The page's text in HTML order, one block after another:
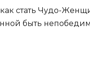
стать Чудо-
быть